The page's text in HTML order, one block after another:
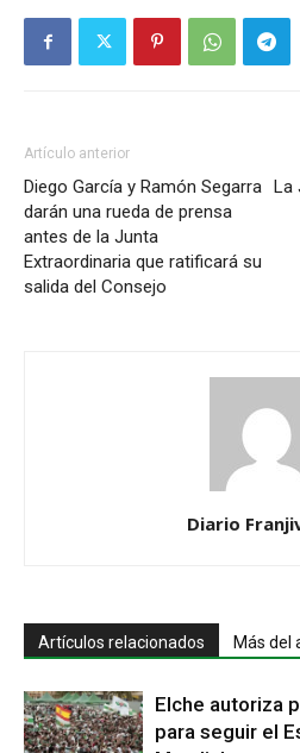
Artículo anterior
Diego García y Ramón Segarra
darán una rueda de prensa
antes de la Junta
Extraordinaria que ratificará su
salida del Consejo
La
Diario
Artículos relacionados Más del
Elche autoriza
para seguir el